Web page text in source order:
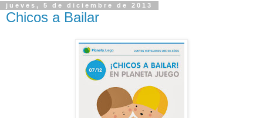
jueves, 5 de diciembre de 2013
Chicos a Bailar